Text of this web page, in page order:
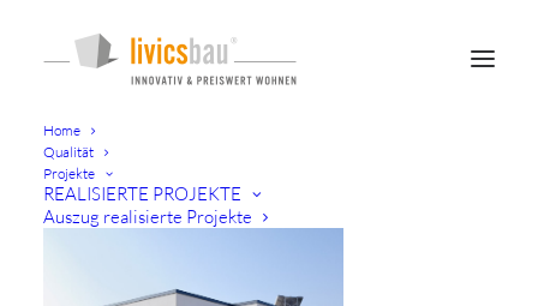
Home
Qualität
Projekte
REALISIERTE PROJEKTE
Auszug realisierte Projekte